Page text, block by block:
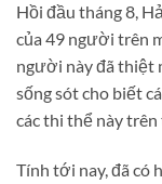
Hồi đầu tháng 8,
của 49 người trên
người này đã thiệt
sống sót cho biết
các thi thể này
Tính tới nay, đã có